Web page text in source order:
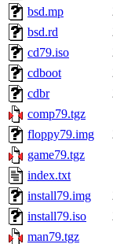
bsd.mp
bsd.rd
cd79.iso
cdboot
cdbr
comp79.tgz
floppy79.img
game79.tgz
index.txt
install79.img
install79.iso
man79.tgz